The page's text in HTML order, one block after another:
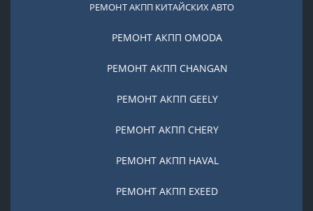
РЕМОНТ АКПП КИТАЙСКИХ АВТО
РЕМОНТ АКПП OMODA
РЕМОНТ АКПП CHANGAN
РЕМОНТ АКПП GEELY
РЕМОНТ АКПП CHERY
РЕМОНТ АКПП HAVAL
РЕМОНТ АКПП EXEED